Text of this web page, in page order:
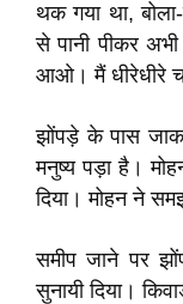
थक गया था,
से पानी पीकर
आओ। मैं धीरेधीरे
झोंपड़े के पास
मनुष्य पड़ा है।
दिया। मोहन ने
समीप जाने पर
सुनायी दिया।